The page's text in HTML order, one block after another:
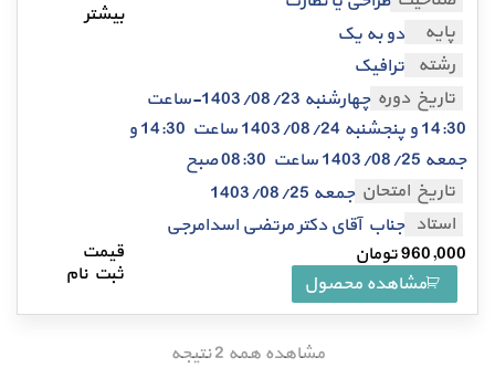
پایه
دو به یک
رشته ترافیک
تاریخ دوره
چهارشنبه 1403/08/23-ساعت
14:30 و پنجشنبه 1403/08/24 ساعت 14:30 و
جمعه 1403/08/25 ساعت 08:30 صبح
تاریخ امتحان جمعه 1403/08/25
استاد جناب آقای دکتر مرتضی اسدامرجی
960,000تومان
مشاهده محصول
مشاهده همه 2 نتیجه